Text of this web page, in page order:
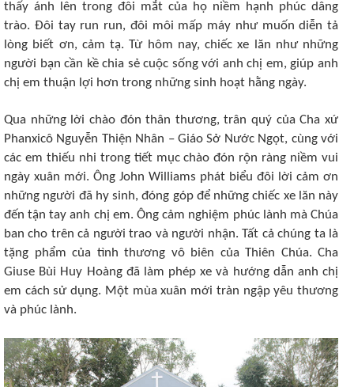
thấy ánh lên trong đôi mắt của họ niềm hạnh phúc dâng
trào. Đôi tay run run, đôi môi mấp máy như muốn diễn tả
lòng biết ơn, cảm tạ. Từ hôm nay, chiếc xe lăn như những
người bạn cần kề chia sẻ cuộc sống với anh chị em, giúp anh
chị em thuận lợi hơn trong những sinh hoạt hằng ngày.
Qua những lời chào đón thân thương, trân quý của Cha xứ
Phanxicô Nguyễn Thiện Nhân – Giáo Sở Nước Ngọt, cùng với
các em thiếu nhi trong tiết mục chào đón rộn ràng niềm vui
ngày xuân mới. Ông John Williams phát biểu đôi lời cảm ơn
những người đã hy sinh, đóng góp để những chiếc xe lăn này
đến tận tay anh chị em. Ông cảm nghiệm phúc lành mà Chúa
ban cho trên cả người trao và người nhận. Tất cả chúng ta là
tặng phẩm của tình thương vô biên của Thiên Chúa. Cha
Giuse Bùi Huy Hoàng đã làm phép xe và hướng dẫn anh chị
em cách sử dụng. Một mùa xuân mới tràn ngập yêu thương
và phúc lành.